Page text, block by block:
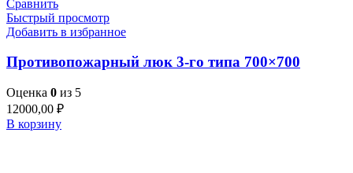
Сравнить
Быстрый просмотр
Добавить в избранное
Противопожарный люк 3-го типа 700×700
Оценка 0 из 5
12000,00 ₽
В корзину